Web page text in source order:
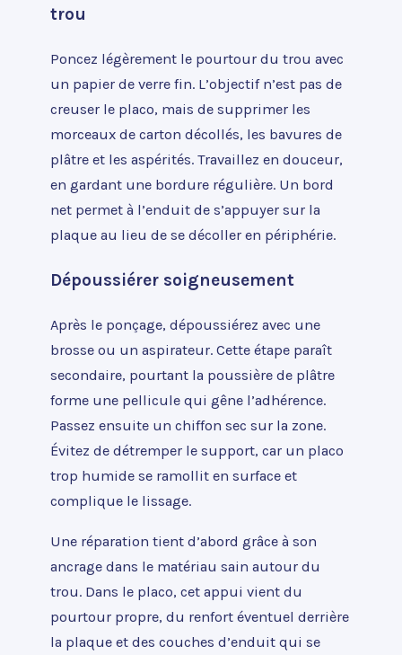
trou
Poncez légèrement le pourtour du trou avec
un papier de verre fin. L’objectif n’est pas de
creuser le placo, mais de supprimer les
morceaux de carton décollés, les bavures de
plâtre et les aspérités. Travaillez en douceur,
en gardant une bordure régulière. Un bord
net permet à l’enduit de s’appuyer sur la
plaque au lieu de se décoller en périphérie.
Dépoussiérer soigneusement
Après le ponçage, dépoussiérez avec une
brosse ou un aspirateur. Cette étape paraît
secondaire, pourtant la poussière de plâtre
forme une pellicule qui gêne l’adhérence.
Passez ensuite un chiffon sec sur la zone.
Évitez de détremper le support, car un placo
trop humide se ramollit en surface et
complique le lissage.
Une réparation tient d’abord grâce à son
ancrage dans le matériau sain autour du
trou. Dans le placo, cet appui vient du
pourtour propre, du renfort éventuel derrière
la plaque et des couches d’enduit qui se